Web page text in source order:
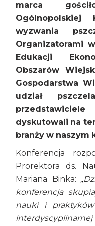
marca
Ogólnopolskiej
wyzwania
Organizatorami
Edukacji
Obszarów
Gospodarstwa
udział
przedstawiciele
dyskutowali na
branży w naszym
Konferencja
Prorektora ds.
Mariana Binka: „
konferencja
nauki i
interdyscyplinarnej